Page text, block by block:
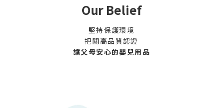
Our Belief
堅持保護環境
把關高品質認證
讓父母安心的嬰兒用品